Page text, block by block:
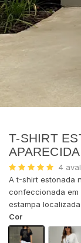
T-SHIRT
4
A t-shirt estonada
confeccionada em
estampa
Cor